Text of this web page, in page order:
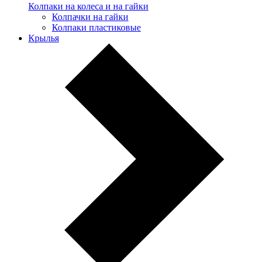
Колпаки на колеса и на гайки
Колпачки на гайки
Колпаки пластиковые
Крылья